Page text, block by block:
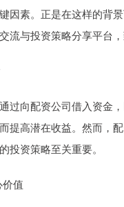
因素。正是在这样的背
流与投资策略分享平台
过向配资公司借入资金
提高潜在收益。然而，
投资策略至关重要。
值